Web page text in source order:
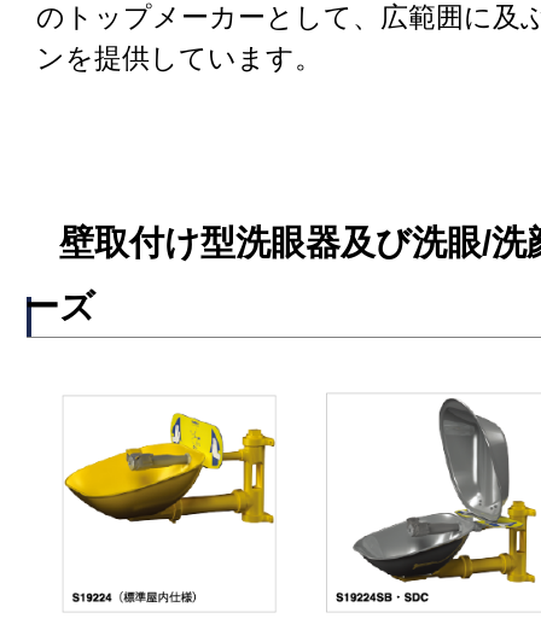
のトップメーカーとして、広範囲に及
ンを提供しています。
壁取付け型洗眼器及び洗眼/洗
ーズ